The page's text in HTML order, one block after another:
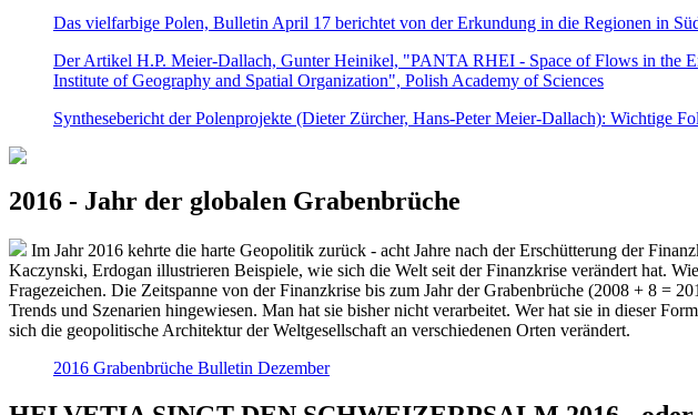
Das vielfarbige Polen, Bulletin April 17 berichtet von der Erkundung in die Regionen in
Der Artikel H.P. Meier-Dallach, Gunter Heinikel, "PANTA RHEI - Space of Flows in the
Institute of Geography and Spatial Organization", Polish Academy of Sciences
Synthesebericht der Polenprojekte (Dieter Zürcher, Hans-Peter Meier-Dallach): Wichtige
2016 - Jahr der globalen Grabenbrüche
Im Jahr 2016 kehrte die harte Geopolitik zurück - acht Jahre nach der Erschütterung der
Kaczynski, Erdogan illustrieren Beispiele, wie sich die Welt seit der Finanzkrise verändert hat.
Fragezeichen. Die Zeitspanne von der Finanzkrise bis zum Jahr der Grabenbrüche (2008 + 8 =
Trends und Szenarien hingewiesen. Man hat sie bisher nicht verarbeitet. Wer hat sie in dieser
sich die geopolitische Architektur der Weltgesellschaft an verschiedenen Orten verändert.
2016 Grabenbrüche Bulletin Dezember